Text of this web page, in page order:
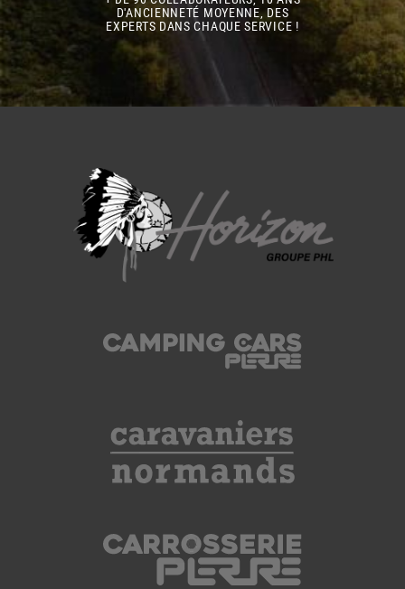
D'ANCIENNETÉ MOYENNE, DES
EXPERTS DANS CHAQUE SERVICE !